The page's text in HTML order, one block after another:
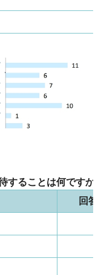
することは何ですか
回答